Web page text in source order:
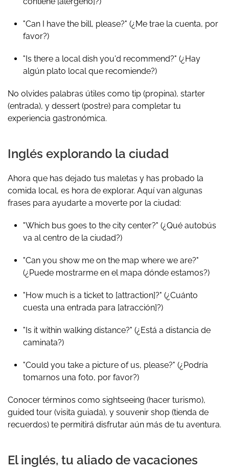
"Can I have the bill, please?" (¿Me trae la cuenta, por
favor?)
"Is there a local dish you'd recommend?" (¿Hay
algún plato local que recomiende?)
No olvides palabras útiles como tip (propina), starter
(entrada), y dessert (postre) para completar tu
experiencia gastronómica.
Inglés explorando la ciudad
Ahora que has dejado tus maletas y has probado la
comida local, es hora de explorar. Aquí van algunas
frases para ayudarte a moverte por la ciudad:
"Which bus goes to the city center?" (¿Qué autobús
va al centro de la ciudad?)
"Can you show me on the map where we are?"
(¿Puede mostrarme en el mapa dónde estamos?)
"How much is a ticket to [attraction]?" (¿Cuánto
cuesta una entrada para [atracción]?)
"Is it within walking distance?" (¿Está a distancia de
caminata?)
"Could you take a picture of us, please?" (¿Podría
tomarnos una foto, por favor?)
Conocer términos como sightseeing (hacer turismo),
guided tour (visita guiada), y souvenir shop (tienda de
recuerdos) te permitirá disfrutar aún más de tu aventura.
El inglés, tu aliado de vacaciones